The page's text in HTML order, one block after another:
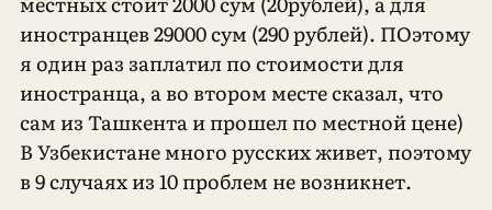
иностранцев 29000 сум (290 рублей). ПОэтому
я один раз заплатил по стоимости для
иностранца, а во втором месте сказал, что
сам из Ташкента и прошел по местной цене)
В Узбекистане много русских живет, поэтому
в 9 случаях из 10 проблем не возникнет.